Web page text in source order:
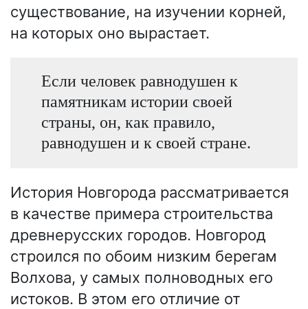
существование, на изучении корней,
на которых оно вырастает.
Если человек равнодушен к
памятникам истории своей
страны, он, как правило,
равнодушен и к своей стране.
История Новгорода рассматривается
в качестве примера строительства
древнерусских городов. Новгород
строился по обоим низким берегам
Волхова, у самых полноводных его
истоков. В этом его отличие от